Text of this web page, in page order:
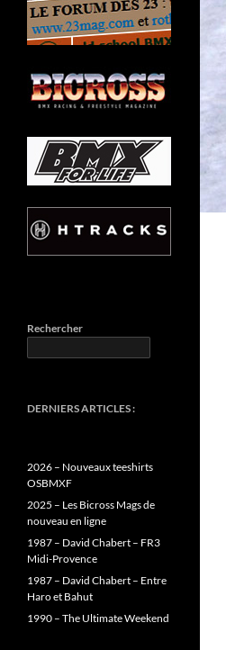
Rechercher
DERNIERS ARTICLES :
2026 – Nouveaux teeshirts
OSBMXF
2025 – Les Bicross Mags de
nouveau en ligne
1987 – David Chabert – FR3
Midi-Provence
1987 – David Chabert – Entre
Haro et Bahut
1990 – The Ultimate Weekend